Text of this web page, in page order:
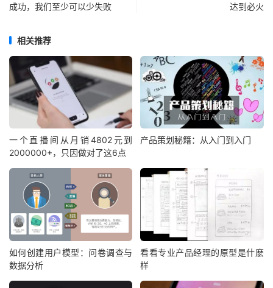
成功，我们至少可以少失败
达到必火
相关推荐
一个直播间从月销4802元到
2000000+，只因做对了这6点
产品策划秘籍：从入门到入门
如何创建用户模型：问卷调查与
数据分析
看看专业产品经理的原型是什麽
样